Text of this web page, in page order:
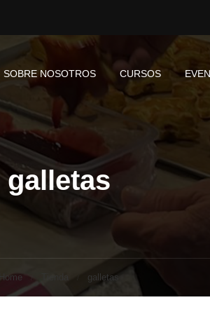
SOBRE NOSOTROS CURSOS
galletas
Home galletas